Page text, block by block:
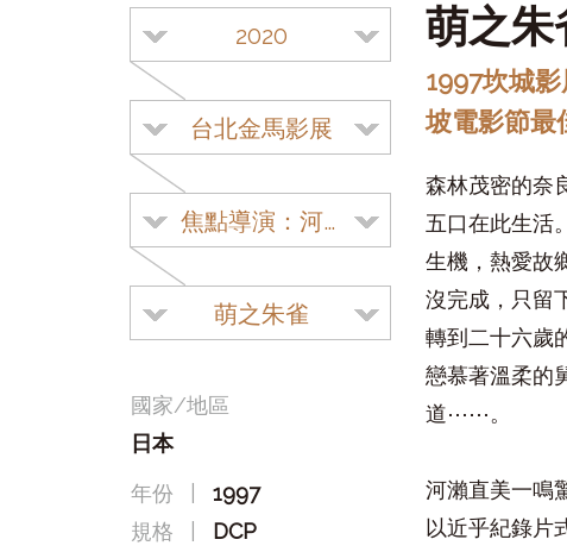
2020
台北金馬影展
焦點導演：河瀨直美
萌之朱雀
國家/地區
日本
年份
1997
規格
DCP
萌之朱
1997坎城
坡電影節
森林茂密的奈
五口在此生活
生機，熱愛故
沒完成，只留
轉到二十六歲
戀慕著溫柔的
道⋯⋯。
河瀨直美一鳴
以近乎紀錄片